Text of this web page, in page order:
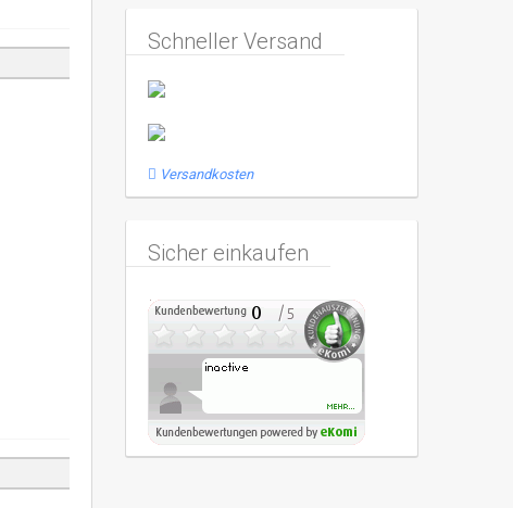
Schneller Versand
Versandkosten
Sicher einkaufen